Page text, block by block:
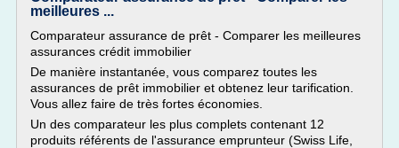
meilleures ...
Comparateur assurance de prêt - Comparer les meilleures
assurances crédit immobilier
De manière instantanée, vous comparez toutes les
assurances de prêt immobilier et obtenez leur tarification.
Vous allez faire de très fortes économies.
Un des comparateur les plus complets contenant 12
produits référents de l'assurance emprunteur (Swiss Life,